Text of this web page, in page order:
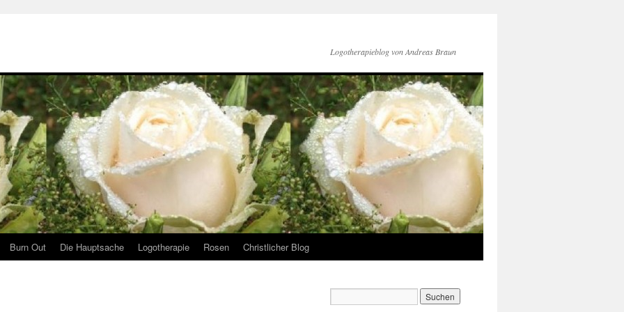
Logotherapieblog von Andreas Braun
Burn Out Die Hauptsache Logotherapie Rosen Christlicher Blog